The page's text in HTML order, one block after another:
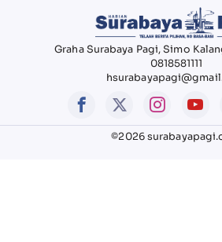
Graha Surabaya Pagi, Simo
0818581111
©2026